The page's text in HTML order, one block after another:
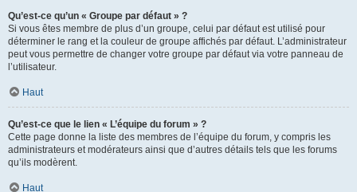
Qu’est-ce qu’un « Groupe par défaut » ?
Si vous êtes membre de plus d’un groupe, celui par défaut est utilisé pour
déterminer le rang et la couleur de groupe affichés par défaut. L’administrateur
peut vous permettre de changer votre groupe par défaut via votre panneau de
l’utilisateur.
Haut
Qu’est-ce que le lien « L’équipe du forum » ?
Cette page donne la liste des membres de l’équipe du forum, y compris les
administrateurs et modérateurs ainsi que d’autres détails tels que les forums
qu’ils modèrent.
Haut